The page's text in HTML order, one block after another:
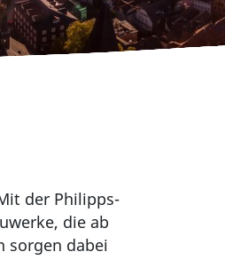
der Philipps-
die ab
sorgen dabei